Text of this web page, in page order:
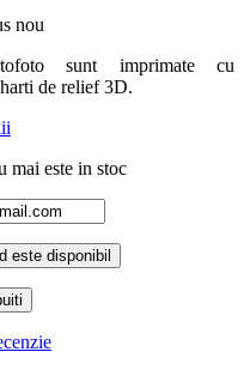
nou
sunt imprimate cu
de relief 3D.
mai este in stoc
este disponibil